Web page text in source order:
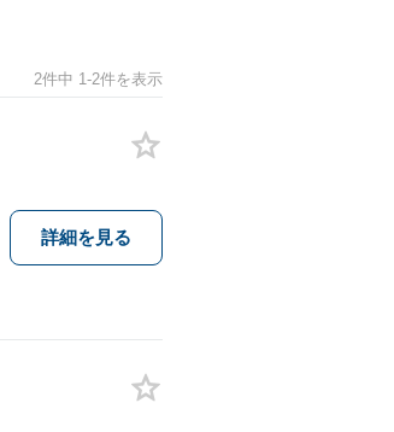
2件中 1-2件を表示
詳細を見る